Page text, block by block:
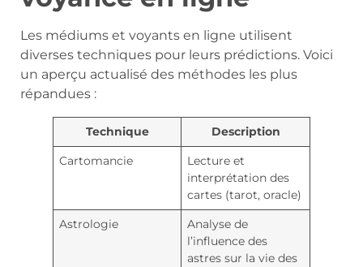
Les médiums et voyants en ligne utilisent
diverses techniques pour leurs prédictions. Voici
un aperçu actualisé des méthodes les plus
répandues :
Technique
Description
Cartomancie
Lecture et
interprétation des
cartes (tarot, oracle)
Astrologie
Analyse de
l’influence des
astres sur la vie des